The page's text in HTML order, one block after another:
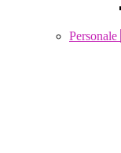
Personale